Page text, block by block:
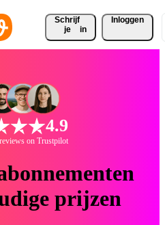
Schrijf
je
in
Inloggen
4.9
on Trustpilot
prijzen